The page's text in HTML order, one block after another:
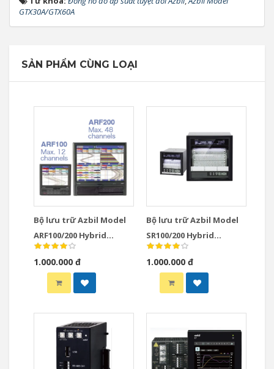
GTX30A/GTX60A
SẢN PHẨM CÙNG LOẠI
Bộ lưu trữ Azbil Model
ARF100/200 Hybrid
Recorders
1.000.000 đ
Bộ lưu trữ Azbil Model
SR100/200 Hybrid
Recorders
1.000.000 đ